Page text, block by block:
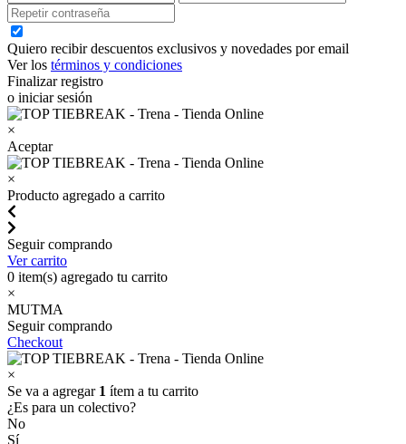
Quiero recibir descuentos exclusivos y novedades por email
Ver los términos y condiciones
Finalizar registro
o iniciar sesión
×
Aceptar
×
Producto agregado a carrito
Seguir comprando
Ver carrito
0 item(s) agregado tu carrito
×
MUTMA
Seguir comprando
Checkout
×
Se va a agregar 1 ítem a tu carrito
¿Es para un colectivo?
No
Sí